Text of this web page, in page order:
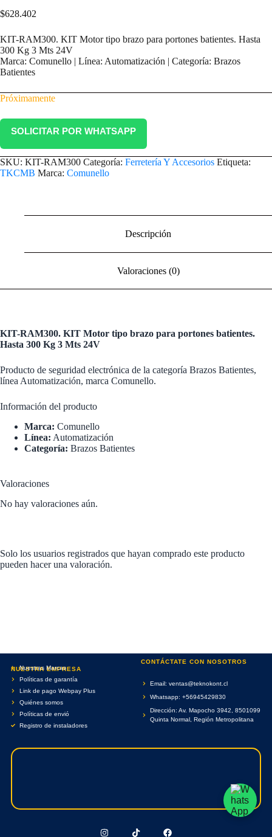
$628.402
KIT-RAM300. KIT Motor tipo brazo para portones batientes. Hasta
300 Kg 3 Mts 24V
Marca: Comunello | Línea: Automatización | Categoría: Brazos
Batientes
Próximamente
SOLICITAR POR WHATSAPP
SKU: KIT-RAM300 Categoría: Ferretería Y Accesorios Etiqueta:
TKCMB Marca: Comunello
Descripción
Valoraciones (0)
KIT-RAM300. KIT Motor tipo brazo para portones batientes.
Hasta 300 Kg 3 Mts 24V
Producto de seguridad electrónica de la categoría Brazos Batientes,
línea Automatización, marca Comunello.
Información del producto
Marca: Comunello
Línea: Automatización
Categoría: Brazos Batientes
Valoraciones
No hay valoraciones aún.
Solo los usuarios registrados que hayan comprado este producto
pueden hacer una valoración.
NUESTRA EMPRESA
Nuestras Marcas
Políticas de garantía
Link de pago Webpay Plus
Quiénes somos
Políticas de envió
Registro de instaladores
CONTÁCTATE CON NOSOTROS
Email: ventas@teknokont.cl
Whatsapp: +56945429830
Dirección: Av. Mapocho 3942, 8501099
Quinta Normal, Región Metropolitana